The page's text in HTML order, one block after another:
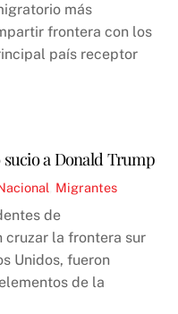
más
frontera con los
país receptor
a Donald Trump
Migrantes
de
cruzar la frontera sur
Unidos, fueron
de la